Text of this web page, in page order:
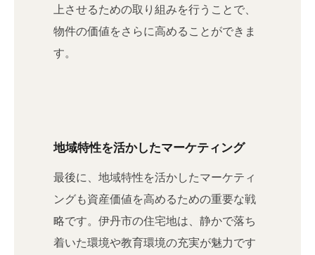
上させるための取り組みを行うことで、
物件の価値をさらに高めることができま
す。
地域特性を活かしたマーケティング
最後に、地域特性を活かしたマーケティ
ングも資産価値を高めるための重要な戦
略です。伊丹市の住宅地は、静かで落ち
着いた環境や教育環境の充実が魅力です